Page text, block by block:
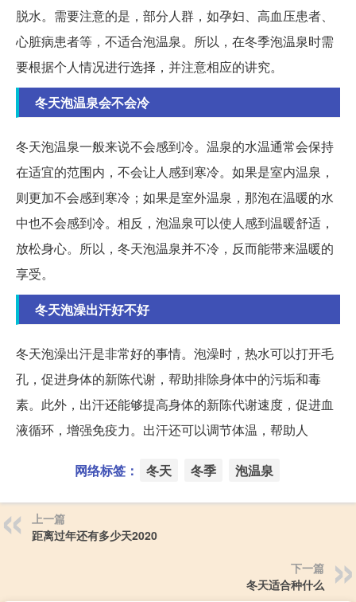
脱水。需要注意的是，部分人群，如孕妇、高血压患者、
心脏病患者等，不适合泡温泉。所以，在冬季泡温泉时需
要根据个人情况进行选择，并注意相应的讲究。
冬天泡温泉会不会冷
冬天泡温泉一般来说不会感到冷。温泉的水温通常会保持
在适宜的范围内，不会让人感到寒冷。如果是室内温泉，
则更加不会感到寒冷；如果是室外温泉，那泡在温暖的水
中也不会感到冷。相反，泡温泉可以使人感到温暖舒适，
放松身心。所以，冬天泡温泉并不冷，反而能带来温暖的
享受。
冬天泡澡出汗好不好
冬天泡澡出汗是非常好的事情。泡澡时，热水可以打开毛
孔，促进身体的新陈代谢，帮助排除身体中的污垢和毒
素。此外，出汗还能够提高身体的新陈代谢速度，促进血
液循环，增强免疫力。出汗还可以调节体温，帮助人
网络标签： 冬天 冬季 泡温泉
上一篇
距离过年还有多少天2020
下一篇
冬天适合种什么